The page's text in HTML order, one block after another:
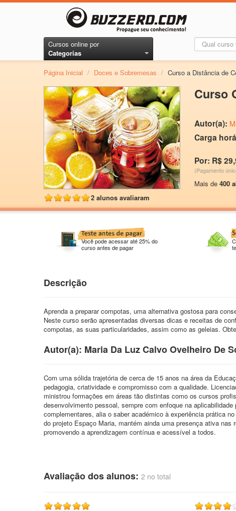
Cursos online por
Categorias
Página Inicial / Doces e Sobremesas / Curso a Distância de
2 alunos avaliaram
Curso
Autor(a):
Carga
Por: R$
(Pagamento
Mais de 400
Você pode acessar até 25% do
curso antes de pagar
Descrição
Aprenda a preparar compotas, uma alternativa gostosa para
Neste curso serão apresentadas diversas dicas e receitas de
compotas, as suas particularidades, assim como as geleias.
Autor(a): Maria Da Luz Calvo Ovelheiro De
Com uma sólida trajetória de cerca de 15 anos na área da
pedagogia, criatividade e compromisso com a qualidade.
ministrou formações em áreas tão distintas como os cursos
desenvolvimento pessoal, sempre com enfoque na
complementares, alia o saber académico à experiência prática
do projeto Espaço Maria, mantém ainda uma presença ativa
promovendo a aprendizagem contínua e acessível a todos.
Avaliação dos alunos: 2 no total